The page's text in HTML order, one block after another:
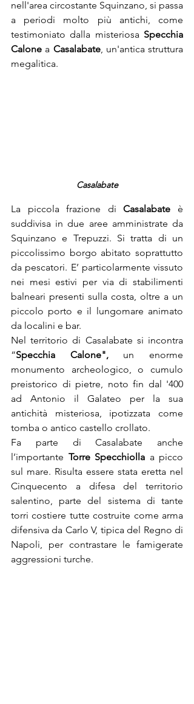
nell'area circostante Squinzano, si passa
a periodi molto più antichi, come
testimoniato dalla misteriosa Specchia
Calone a Casalabate, un'antica struttura
megalitica.
Casalabate
La piccola frazione di Casalabate è
suddivisa in due aree amministrate da
Squinzano e Trepuzzi. Si tratta di un
piccolissimo borgo abitato soprattutto
da pescatori. E’ particolarmente vissuto
nei mesi estivi per via di stabilimenti
balneari presenti sulla costa, oltre a un
piccolo porto e il lungomare animato
da localini e bar.
Nel territorio di Casalabate si incontra
“Specchia Calone", un enorme
monumento archeologico, o cumulo
preistorico di pietre, noto fin dal '400
ad Antonio il Galateo per la sua
antichità misteriosa, ipotizzata come
tomba o antico castello crollato.
Fa parte di Casalabate anche
l’importante Torre Specchiolla a picco
sul mare. Risulta essere stata eretta nel
Cinquecento a difesa del territorio
salentino, parte del sistema di tante
torri costiere tutte costruite come arma
difensiva da Carlo V, tipica del Regno di
Napoli, per contrastare le famigerate
aggressioni turche.